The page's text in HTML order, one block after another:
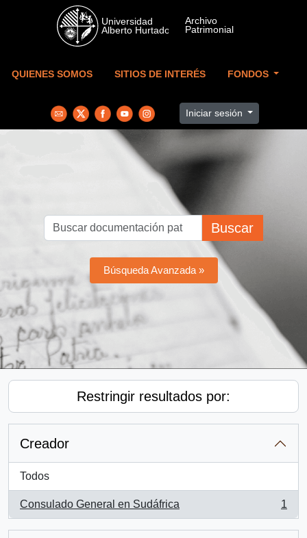
Skip to main content
QUIENES SOMOS SITIOS DE INTERÉS FONDOS
Iniciar sesión
Buscar
Búsqueda Avanzada »
Restringir resultados por:
Creador
Todos
Consulado General en Sudáfrica
, 1 resultados
1